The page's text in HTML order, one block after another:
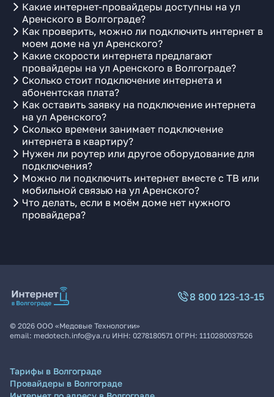
Какие интернет-провайдеры доступны на ул
Аренского в Волгограде?
Как проверить, можно ли подключить интернет в
моем доме на ул Аренского?
Какие скорости интернета предлагают
провайдеры на ул Аренского в Волгограде?
Сколько стоит подключение интернета и
абонентская плата?
Как оставить заявку на подключение интернета
на ул Аренского?
Сколько времени занимает подключение
интернета в квартиру?
Нужен ли роутер или другое оборудование для
подключения?
Можно ли подключить интернет вместе с ТВ или
мобильной связью на ул Аренского?
Что делать, если в моём доме нет нужного
провайдера?
8 800 123-13-15
© 2026 ООО «Медовые Технологии»
email: medotech.info@ya.ru ИНН: 0278180571 ОГРН: 1110280037526
Тарифы в Волгограде
Провайдеры в Волгограде